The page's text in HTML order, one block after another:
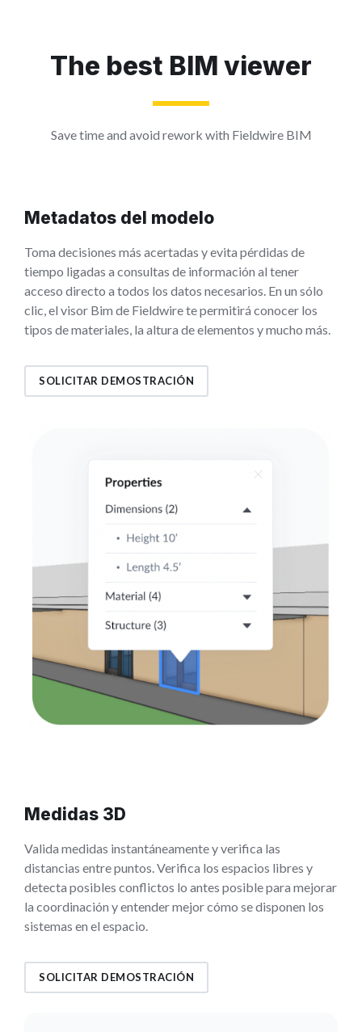
The best BIM viewer
Save time and avoid rework with Fieldwire BIM
Metadatos del modelo
Toma decisiones más acertadas y evita pérdidas de
tiempo ligadas a consultas de información al tener
acceso directo a todos los datos necesarios. En un sólo
clic, el visor Bim de Fieldwire te permitirá conocer los
tipos de materiales, la altura de elementos y mucho más.
SOLICITAR DEMOSTRACIÓN
Medidas 3D
Valida medidas instantáneamente y verifica las
distancias entre puntos. Verifica los espacios libres y
detecta posibles conflictos lo antes posible para mejorar
la coordinación y entender mejor cómo se disponen los
sistemas en el espacio.
SOLICITAR DEMOSTRACIÓN